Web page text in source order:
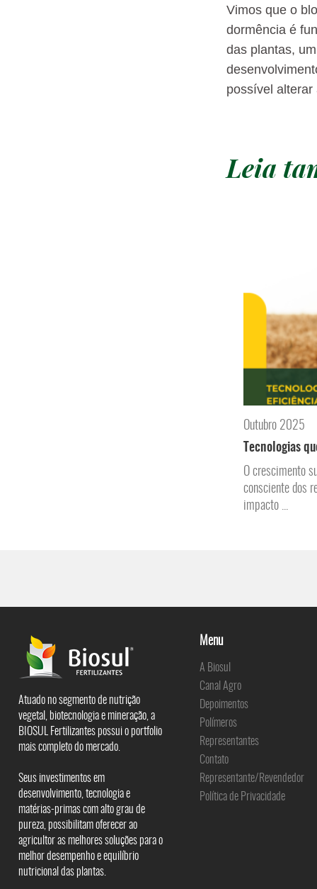
Vimos que o
dormência é
das plantas,
possível alterar
Leia
Outubro 2025
Tecnologias
O crescimento
consciente dos
impacto ...
Atuado no segmento de nutrição
vegetal, biotecnologia e mineração, a
BIOSUL Fertilizantes possui o portfolio
mais completo do mercado.
Seus investimentos em
desenvolvimento, tecnologia e
matérias-primas com alto grau de
pureza, possibilitam oferecer ao
agricultor as melhores soluções para o
melhor desempenho e equilíbrio
nutricional das plantas.
Menu
A Biosul
Canal Agro
Depoimentos
Polímeros
Representantes
Contato
Representante/Revendedor
Política de Privacidade